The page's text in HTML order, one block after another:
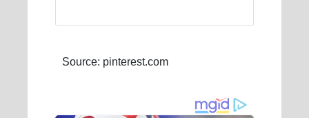
Source: pinterest.com